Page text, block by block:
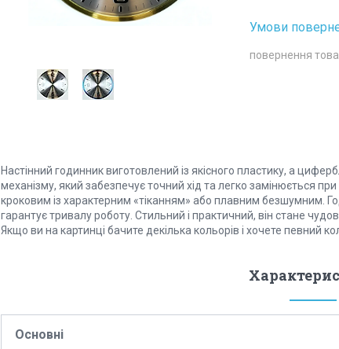
повернення
Настінний годинник виготовлений із якісного пластику, а
механізму, який забезпечує точний хід та легко замінюється
кроковим із характерним «тіканням» або плавним безшумним.
гарантує тривалу роботу. Стильний і практичний, він стане
Якщо ви на картинці бачите декілька кольорів і хочете певний
Основні